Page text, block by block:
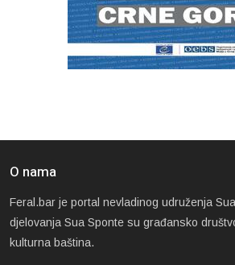
O nama
Feral.bar je portal nevladinog udruženja
djelovanja Sua Sponte su građansko
kulturna baština.